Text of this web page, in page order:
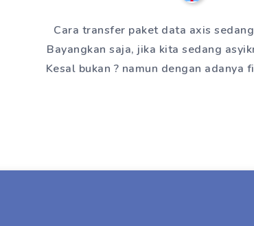
Cara transfer paket data axis
Bayangkan saja, jika kita sedang
Kesal bukan ? namun dengan